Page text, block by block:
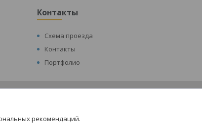
Контакты
Схема проезда
Контакты
Портфолио
рекомендаций.